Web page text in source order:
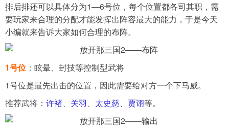
4399手机游戏网
展开
排后排还可以具体分为1—6号位，每个位置都各司其职，需
要玩家来合理的分配才能发挥出阵容最大的能力，于是今天
小编就来告诉大家如何合理的布阵。
1号位 ：眩晕、封技等控制型武将
1号位是最先出击的位置，因此需要给对方一个下马威。
推荐武将： 许褚、 关羽、 太史慈、 贾诩等。